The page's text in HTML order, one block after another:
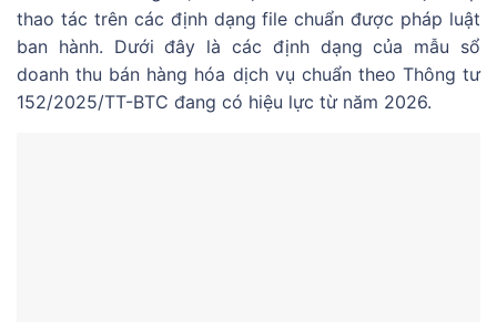
thao tác trên các định dạng file chuẩn được pháp luật
ban hành. Dưới đây là các định dạng của mẫu sổ
doanh thu bán hàng hóa dịch vụ chuẩn theo Thông tư
152/2025/TT-BTC đang có hiệu lực từ năm 2026.